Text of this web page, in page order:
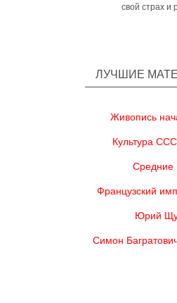
свой страх и
ЛУЧШИЕ
Живопись
Культура
Средние
Французский
Юрий
Симон